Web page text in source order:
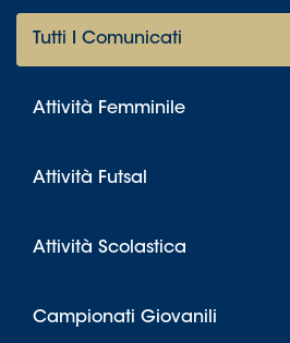
Tutti I Comunicati
Attività Femminile
Attività Futsal
Attività Scolastica
Campionati Giovanili